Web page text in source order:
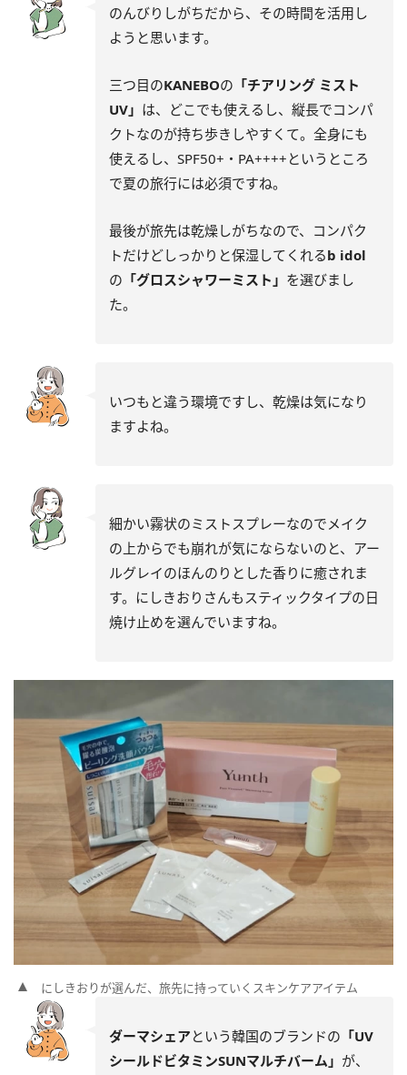
のんびりしがちだから、その時間を活用し
ようと思います。
三つ目のKANEBOの 「チアリング ミスト
UV」 は、どこでも使えるし、縦長でコンパ
クトなのが持ち歩きしやすくて。全身にも
使えるし、SPF50+・PA++++というところ
で夏の旅行には必須ですね。
最後が旅先は乾燥しがちなので、コンパク
トだけどしっかりと保湿してくれるb idol
の 「グロスシャワーミスト」 を選びまし
た。
いつもと違う環境ですし、乾燥は気になり
ますよね。
細かい霧状のミストスプレーなのでメイク
の上からでも崩れが気にならないのと、アー
ルグレイのほんのりとした香りに癒されま
す。にしきおりさんもスティックタイプの日
焼け止めを選んでいますね。
にしきおりが選んだ、旅先に持っていくスキンケアアイテム
ダーマシェア という韓国のブランドの 「UV
シールドビタミンSUNマルチバーム」 が、